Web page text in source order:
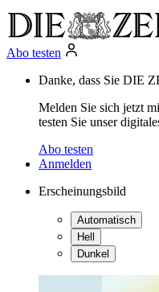
Abo testen
Danke, dass Sie DIE
Melden Sie sich jetzt
testen Sie unser
Abo testen
Anmelden
Erscheinungsbild
Automatisch
Hell
Dunkel